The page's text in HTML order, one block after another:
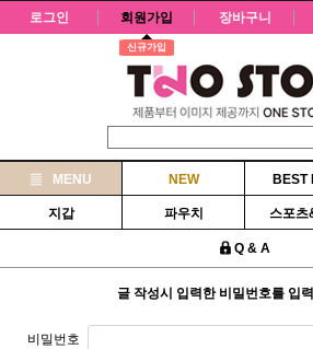
로그인 회원가입
신규가입
장바구니
MENU NEW BEST
지갑 파우치 스포츠
Q & A
글 작성시 입력한 비밀번호를 입
비밀번호